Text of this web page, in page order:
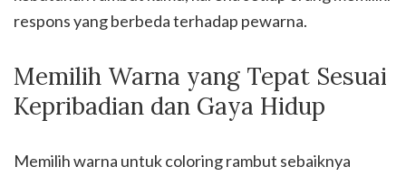
respons yang berbeda terhadap pewarna.
Memilih Warna yang Tepat Sesuai
Kepribadian dan Gaya Hidup
Memilih warna untuk coloring rambut sebaiknya